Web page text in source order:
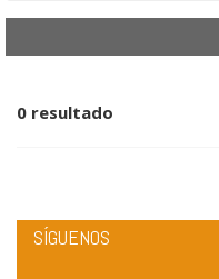
0 resultado
SÍGUENOS